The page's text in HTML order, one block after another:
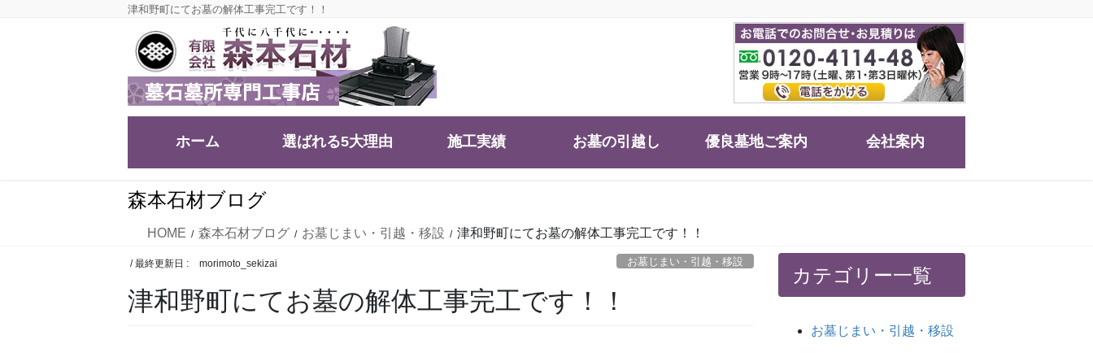
津和野町にてお墓の解体工事完工です！！
ホーム 選ばれる5大理由 施工実績 お墓の引越し 優良墓地ご案内 会社案内
森本石材ブログ
HOME 森本石材ブログ お墓じまい・引越・移設 津和野町にてお墓の解体工事完工です！！
/ 最終更新日 : morimoto_sekizai お墓じまい・引越・移設
津和野町にてお墓の解体工事完工です！！
カテゴリー一覧
お墓じまい・引越・移設